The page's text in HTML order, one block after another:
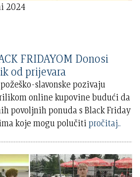
2024
FRIDAYOM Donosi
od prijevara
slavonske pozivaju
online kupovine budući da
povoljnih ponuda s Black Friday
koje mogu polučitipročitaj..